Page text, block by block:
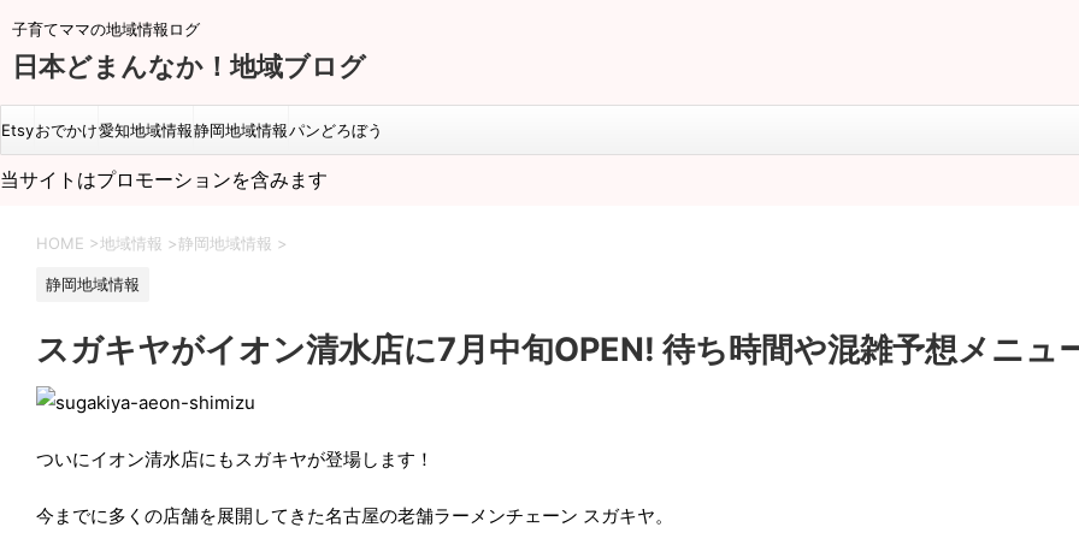
子育てママの地域情報ログ
日本どまんなか！地域ブログ
Etsyおでかけ愛知地域情報静岡地域情報パンどろぼう
当サイトはプロモーションを含みます
HOME >地域情報 >静岡地域情報 >
静岡地域情報
スガキヤがイオン清水店に7月中旬OPEN! 待ち時間や混雑予想メニュ
ついにイオン清水店にもスガキヤが登場します！
今までに多くの店舗を展開してきた名古屋の老舗ラーメンチェーン スガキヤ。